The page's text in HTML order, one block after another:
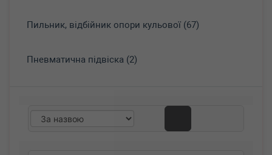
Пильник, відбійник опори кульової (67)
Пневматична підвіска (2)